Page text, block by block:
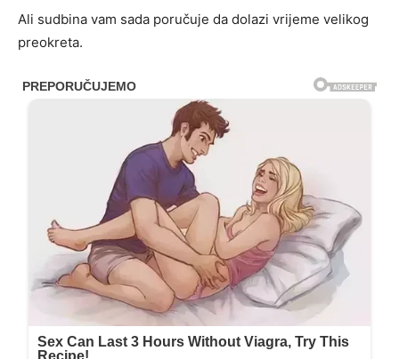
Ali sudbina vam sada poručuje da dolazi vrijeme velikog
preokreta.